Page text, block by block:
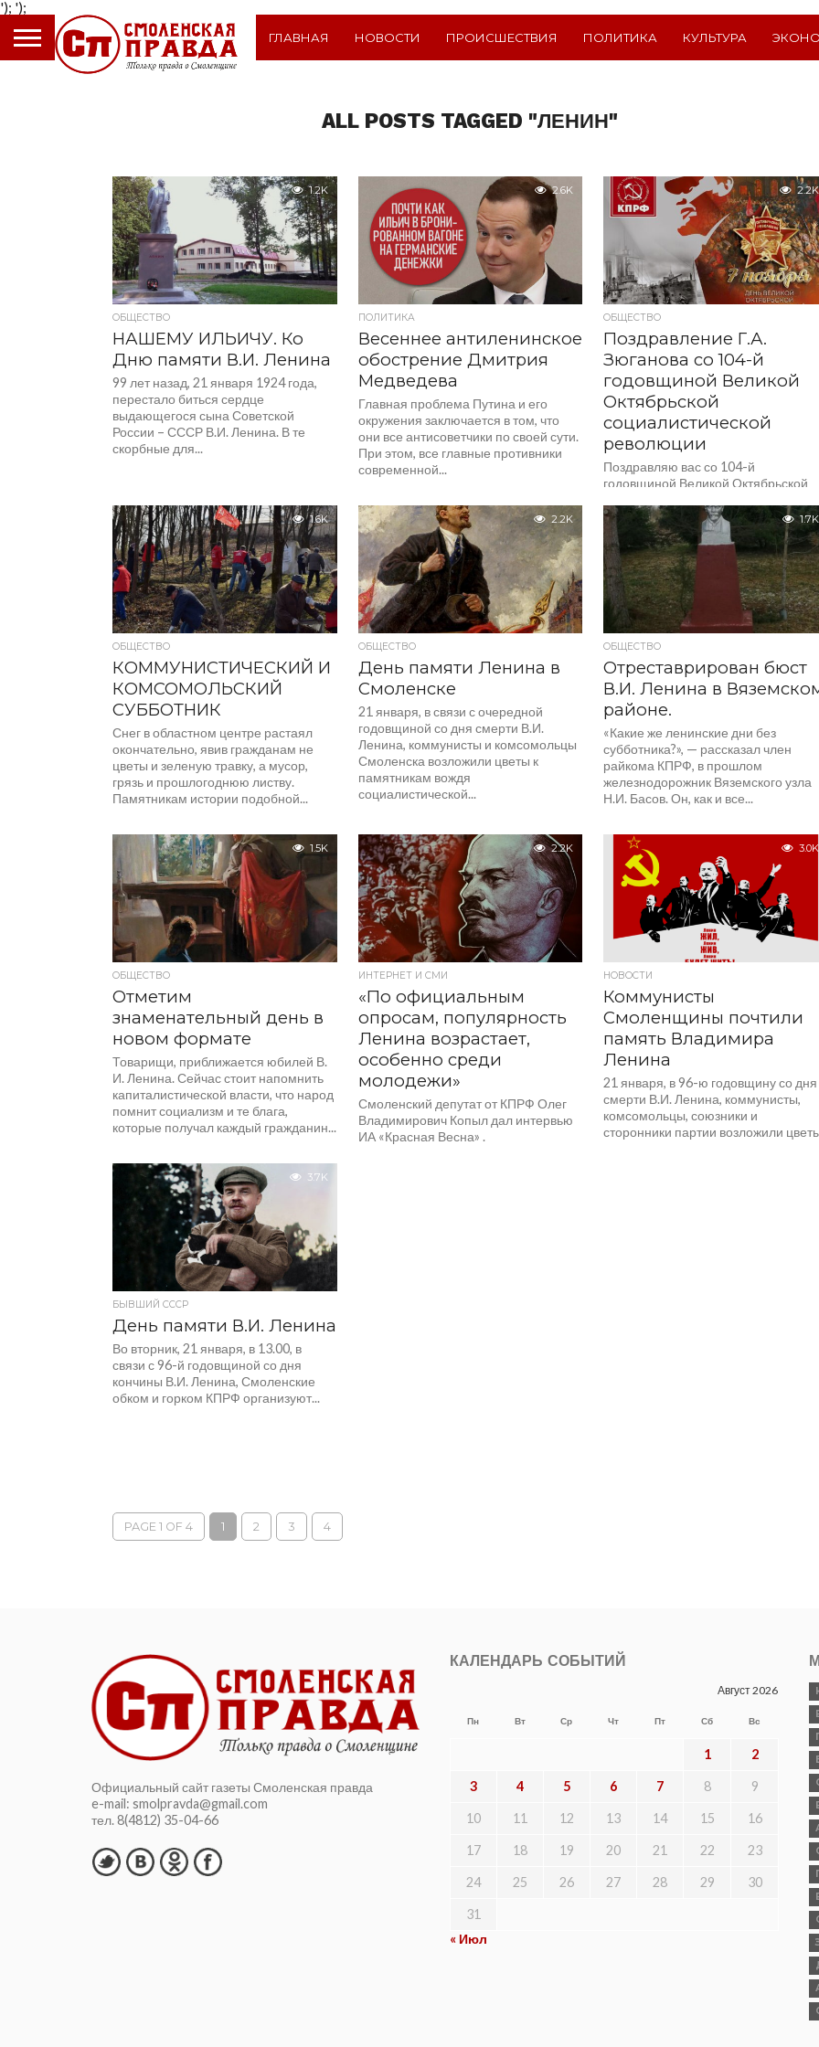
');
ГЛАВНАЯ НОВОСТИ ПРОИСШЕСТВИЯ ПОЛИТИКА КУЛЬТУРА
ALL POSTS TAGGED "ЛЕНИН"
1.2K
ОБЩЕСТВО
НАШЕМУ ИЛЬИЧУ. Ко
Дню памяти В.И. Ленина
99 лет назад, 21 января 1924 года,
перестало биться сердце
выдающегося сына Советской
России – СССР В.И. Ленина. В те
скорбные для...
2.6K
ПОЛИТИКА
Весеннее антиленинское
обострение Дмитрия
Медведева
Главная проблема Путина и его
окружения заключается в том, что
они все антисоветчики по своей сути.
При этом, все главные противники
современной...
2.2K
ОБЩЕСТВО
Поздравление Г.А.
Зюганова со 104-й
годовщиной Великой
Октябрьской
социалистической
революции
Поздравляю вас со 104-й
годовщиной Великой Октябрьской
Красный Октябрь открыл новую эру
истории человечества. Создав
систему власти Советов, партия...
1.6K
ОБЩЕСТВО
КОММУНИСТИЧЕСКИЙ И
КОМСОМОЛЬСКИЙ
СУББОТНИК
Снег в областном центре растаял
окончательно, явив гражданам не
цветы и зеленую травку, а мусор,
грязь и прошлогоднюю листву.
Памятникам истории подобной...
2.2K
ОБЩЕСТВО
День памяти Ленина в
Смоленске
21 января, в связи с очередной
годовщиной со дня смерти В.И.
Ленина, коммунисты и комсомольцы
Смоленска возложили цветы к
памятникам вождя
социалистической...
1.7K
ОБЩЕСТВО
Отреставрирован бюст
В.И. Ленина в
районе.
«Какие же ленинские дни без
субботника?», — рассказал член
райкома КПРФ, в прошлом
железнодорожник Вяземского узла
Н.И. Басов. Он, как и все...
1.5K
ОБЩЕСТВО
Отметим
знаменательный день в
новом формате
Товарищи, приближается юбилей В.
И. Ленина. Сейчас стоит напомнить
капиталистической власти, что народ
помнит социализм и те блага,
которые получал каждый гражданин...
2.2K
ИНТЕРНЕТ И СМИ
«По официальным
опросам, популярность
Ленина возрастает,
особенно среди
молодежи»
Смоленский депутат от КПРФ Олег
Владимирович Копыл дал интервью
ИА «Красная Весна» .
3.0K
НОВОСТИ
Коммунисты
Смоленщины почтили
память Владимира
Ленина
21 января, в 96-ю годовщину со дня
смерти В.И. Ленина, коммунисты,
комсомольцы, союзники и
сторонники партии возложили
3.7K
БЫВШИЙ СССР
День памяти В.И. Ленина
Во вторник, 21 января, в 13.00, в
связи с 96-й годовщиной со дня
кончины В.И. Ленина, Смоленские
обком и горком КПРФ организуют...
PAGE 1 OF 4 1 2 3 4
Официальный сайт газеты Смоленская правда
e-mail: smolpravda@gmail.com
тел. 8(4812) 35-04-66
КАЛЕНДАРЬ СОБЫТИЙ
Август 2026
Пн Вт Ср Чт Пт Сб Вс
1 2
3 4 5 6 7 8 9
10 11 12 13 14 15 16
17 18 19 20 21 22 23
24 25 26 27 28 29 30
31
« Июл
');